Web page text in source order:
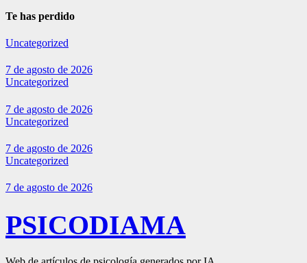
Te has perdido
Uncategorized
7 de agosto de 2026
Uncategorized
7 de agosto de 2026
Uncategorized
7 de agosto de 2026
Uncategorized
7 de agosto de 2026
PSICODIAMA